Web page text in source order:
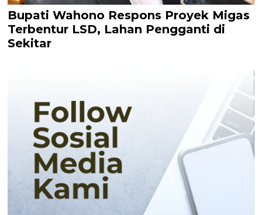
Bupati Wahono Respons Proyek Migas
Terbentur LSD, Lahan Pengganti di
Sekitar